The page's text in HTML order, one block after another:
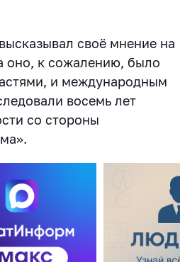
своё мнение на
оно, к сожалению, было
и международным
восемь лет
со стороны